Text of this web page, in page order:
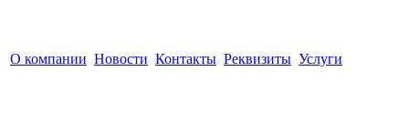
О компании Новости Контакты Реквизиты Услуги